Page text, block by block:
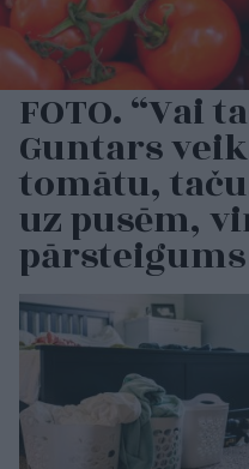
FOTO. “Vai
Guntars
tomātu,
uz pusēm,
pārsteigums